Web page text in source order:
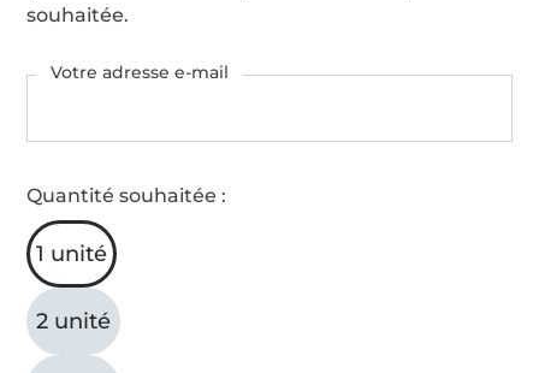
souhaitée.
Votre adresse e-mail
Quantité souhaitée :
1 unité
2 unité